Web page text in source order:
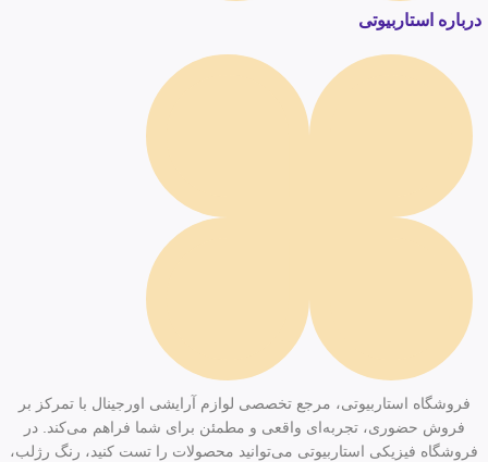
درباره استاربیوتی
فروشگاه استاربیوتی، مرجع تخصصی لوازم آرایشی اورجینال با تمرکز بر
فروش حضوری، تجربه‌ای واقعی و مطمئن برای شما فراهم می‌کند. در
فروشگاه فیزیکی استاربیوتی می‌توانید محصولات را تست کنید، رنگ رژلب،